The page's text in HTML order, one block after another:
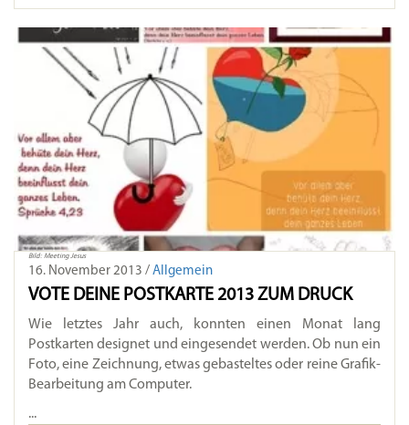
Bild: Meeting Jesus
16. November 2013 / Allgemein
VOTE DEINE POSTKARTE 2013 ZUM DRUCK
Wie letztes Jahr auch, konnten einen Monat lang
Postkarten designet und eingesendet werden. Ob nun ein
Foto, eine Zeichnung, etwas gebasteltes oder reine Grafik-
Bearbeitung am Computer.
...